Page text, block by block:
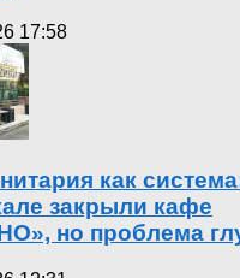
17:58
как
закрыли кафе
но проблема